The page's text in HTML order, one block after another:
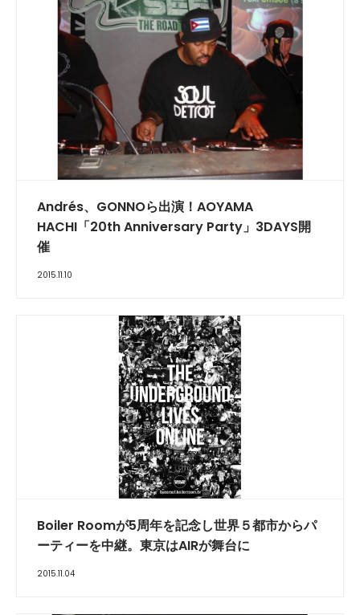
Andrés、GONNOら出演！AOYAMA
HACHI「20th Anniversary Party」3DAYS開
催
2015.11.10
Boiler Roomが5周年を記念し世界５都市からパ
ーティーを中継。東京はAIRが舞台に
2015.11.04